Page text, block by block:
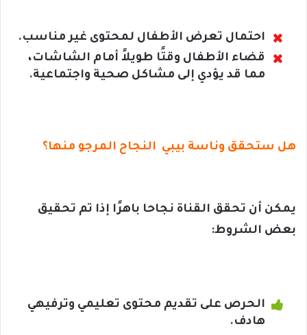
احتمال تعرض الأطفال لمحتوى غير مناسب.
قضاء الأطفال وقتًا طويلاً أمام الشاشات،
مما قد يؤدي إلى مشاكل صحية واجتماعية.
هل ستحقق وناسة بيبي النجاح المرجو منها؟
يمكن أن تحقق القناة نجاحا باهرًا إذا تم تحقيق
بعض الشروط:
الحرص على تقديم محتوى تعليمي وترفيهي
هادف.